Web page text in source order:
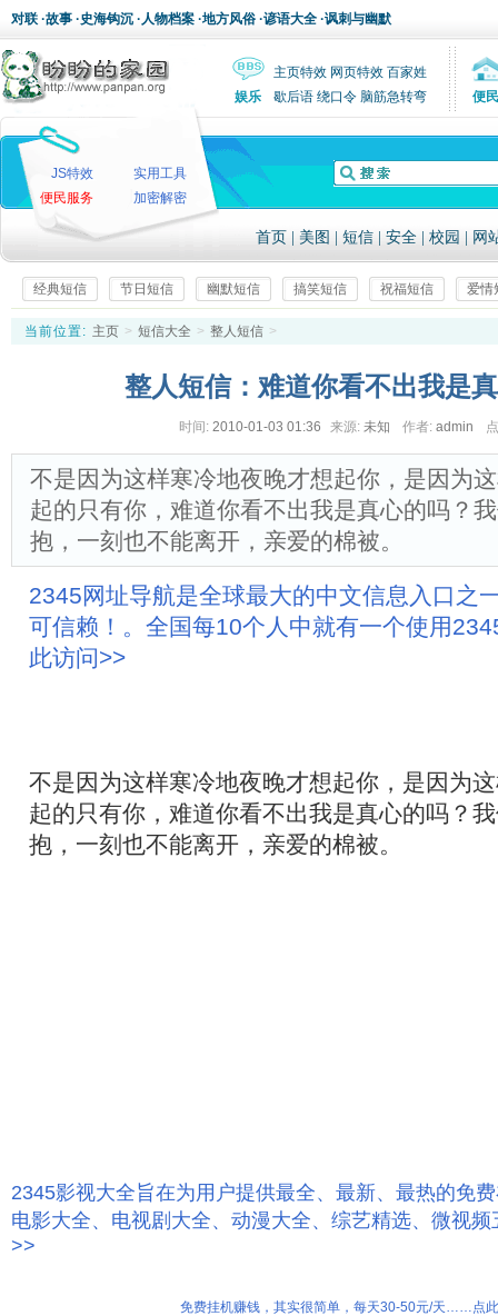
对联 ·故事 ·史海钩沉 ·人物档案 ·地方风俗 ·谚语大全 ·讽刺与幽默
主页特效 网页特效 百家姓
娱乐
歇后语 绕口令 脑筋急转弯 便民
JS特效
实用工具
便民服务
加密解密
首页 美图 短信 安全 校园 网
经典短信 节日短信 幽默短信 搞笑短信 祝福短信 爱情
当前位置: 主页 > 短信大全 > 整人短信 >
整人短信：难道你看不出我是
时间: 2010-01-03 01:36 来源: 未知 作者: admin
不是因为这样寒冷地夜晚才想起你，是因为
起的只有你，难道你看不出我是真心的吗？
抱，一刻也不能离开，亲爱的棉被。
2345网址导航是全球最大的中文信息入口之
可信赖！。全国每10个人中就有一个使用
此访问>>
不是因为这样寒冷地夜晚才想起你，是因为
起的只有你，难道你看不出我是真心的吗？
抱，一刻也不能离开，亲爱的棉被。
2345影视大全旨在为用户提供最全、最新、最热的免
电影大全、电视剧大全、动漫大全、综艺精选、微视
>>
免费挂机赚钱，其实很简单，每天30-50元/天……点